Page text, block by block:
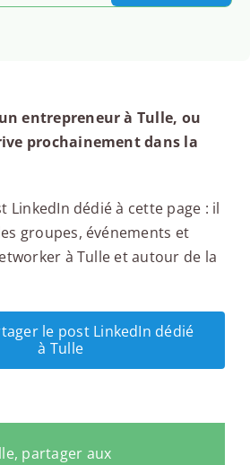
entrepreneur à Tulle, ou
prochainement dans la
LinkedIn dédié à cette page : il
groupes, événements et
à Tulle et autour de la
le post LinkedIn dédié
à Tulle
partager aux